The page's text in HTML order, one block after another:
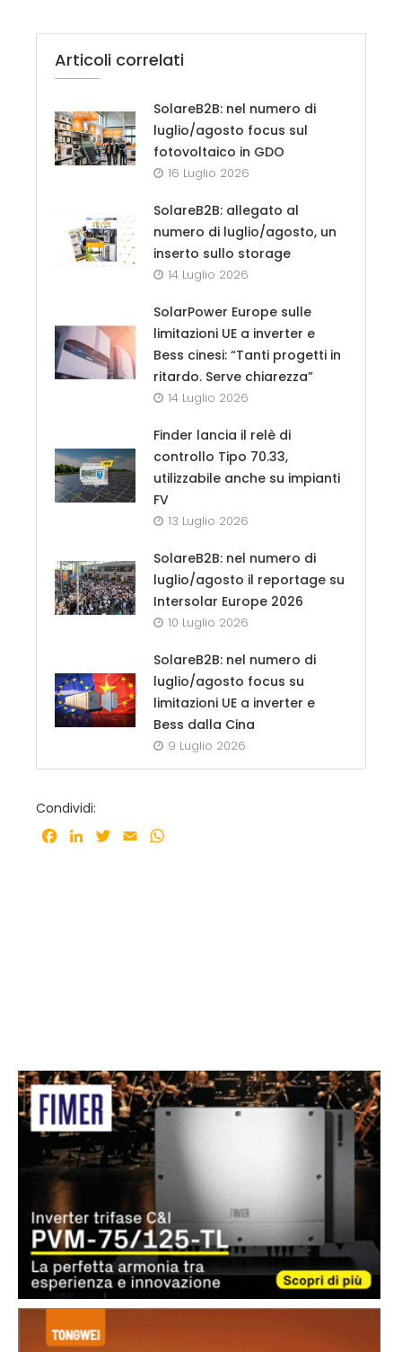
Articoli correlati
SolareB2B: nel numero di
luglio/agosto focus sul
fotovoltaico in GDO
16 Luglio 2026
SolareB2B: allegato al
numero di luglio/agosto, un
inserto sullo storage
14 Luglio 2026
SolarPower Europe sulle
limitazioni UE a inverter e
Bess cinesi: “Tanti progetti in
ritardo. Serve chiarezza”
14 Luglio 2026
Finder lancia il relè di
controllo Tipo 70.33,
utilizzabile anche su impianti
FV
13 Luglio 2026
SolareB2B: nel numero di
luglio/agosto il reportage su
Intersolar Europe 2026
10 Luglio 2026
SolareB2B: nel numero di
luglio/agosto focus su
limitazioni UE a inverter e
Bess dalla Cina
9 Luglio 2026
Condividi:
Facebook
LinkedInTwitter
Email